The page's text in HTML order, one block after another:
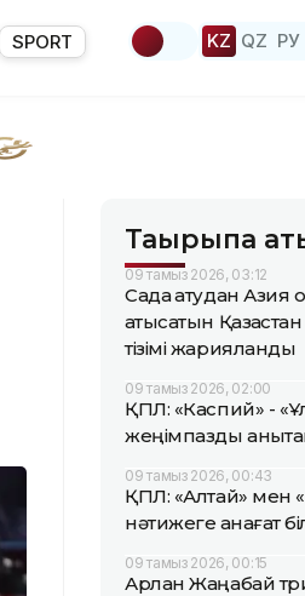
SPORT KZ QZ РУ
Тақырыпқа
09 тамыз 2026, 03:12
Садақ атудан
қатысатын
тізімі жарияланды
09 тамыз 2026, 02:00
ҚПЛ: «Каспий» -
жеңімпазды
09 тамыз 2026, 00:43
ҚПЛ: «Алтай» мен
нәтижеге қанағат
09 тамыз 2026, 00:15
Арлан Жаңабай